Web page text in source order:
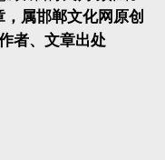
属邯郸文化网原创
者、文章出处